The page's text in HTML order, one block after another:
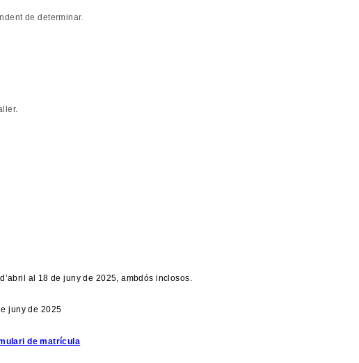
de determinar.
al 18 de juny de 2025, ambdós inclosos.
juny de 2025
de matrícula